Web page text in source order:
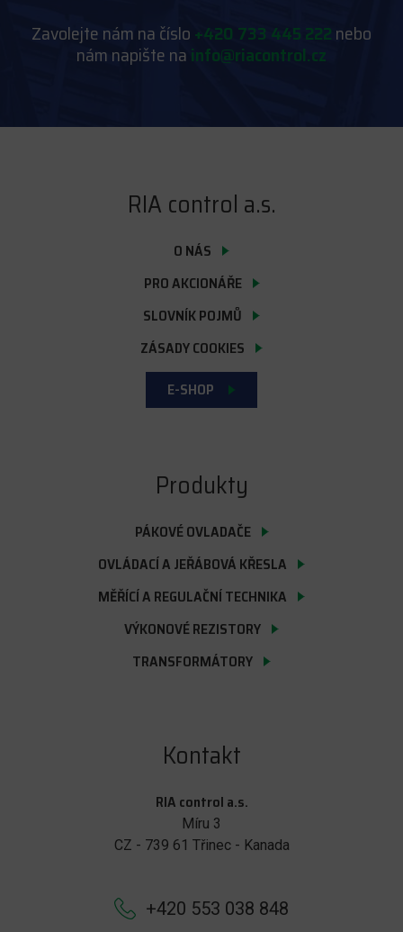
Zavolejte nám na číslo+420 733 445 222nebo
nám napište nainfo@riacontrol.cz
RIA control a.s.
O NÁS
PRO AKCIONÁŘE
SLOVNÍK POJMŮ
ZÁSADY COOKIES
E-SHOP
Produkty
PÁKOVÉ OVLADAČE
OVLÁDACÍ A JEŘÁBOVÁ KŘESLA
MĚŘÍCÍ A REGULAČNÍ TECHNIKA
VÝKONOVÉ REZISTORY
TRANSFORMÁTORY
Kontakt
RIA control a.s.
Míru 3
CZ - 739 61 Třinec - Kanada
+420 553 038 848